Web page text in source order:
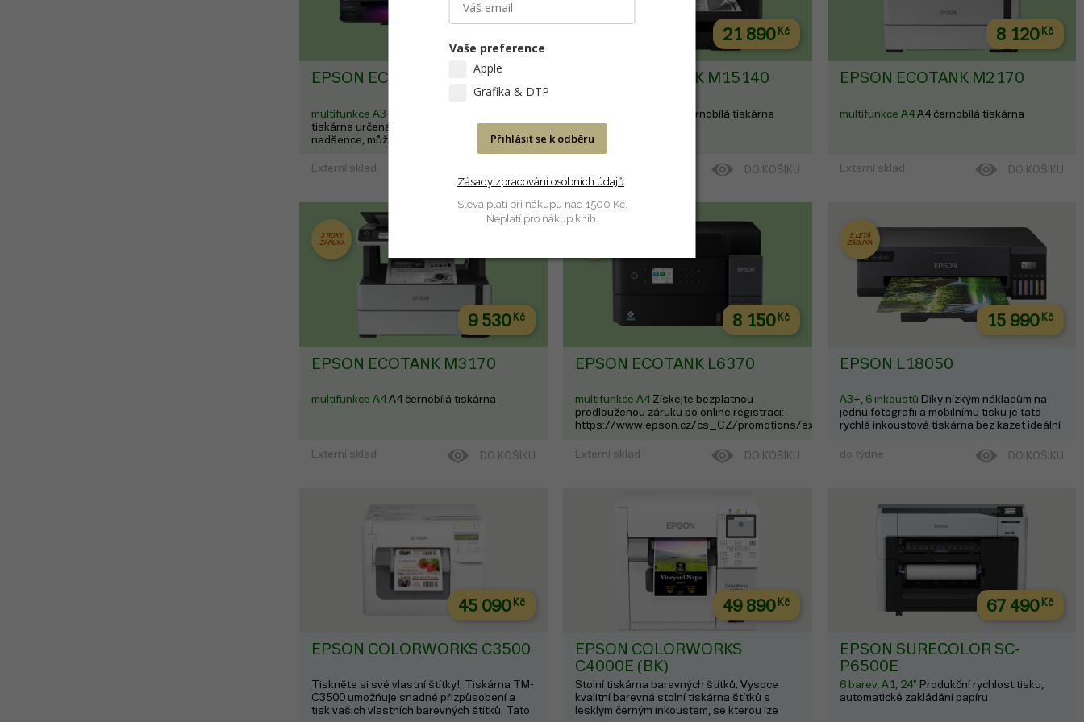
EPSON ECOTANK L8180
multifunkce A3+
tiskárna určená pro všechny kreativní
nadšence, můžete tisknout prvotřídní
Externí sklad
21 890Kč
EPSON ECOTANK M15140
A3+ černobílá tiskárna
DO KOŠÍKU
8 120Kč
EPSON ECOTANK M2170
multifunkce A4 A4 černobílá tiskárna
Externí sklad DO KOŠÍKU
3 ROKY
ZÁRUKA
9 530Kč
EPSON ECOTANK M3170
multifunkce A4 A4 černobílá tiskárna
Externí sklad DO KOŠÍKU
8 150Kč
EPSON ECOTANK L6370
multifunkce A4 Získejte bezplatnou
prodlouženou záruku po online registraci:
https://www.epson.cz/cs_CZ/promotions/extended-
tiskárna formátu A4 je ideální pro každého,
kdo hledá nízkonákladový tisk. Má plnitelné
Externí sklad DO KOŠÍKU
5 LETÁ
ZÁRUKA
15 990Kč
EPSON L18050
A3+, 6 inkoustů Díky nízkým nákladům na
jednu fotografii a mobilnímu tisku je tato
rychlá inkoustová tiskárna bez kazet ideální
A3+. Díky kompaktnímu designu, lahvičkám
s bajonetovým mechanismem a
do týdne DO KOŠÍKU
45 090Kč
EPSON COLORWORKS C3500
Tiskněte si své vlastní štítky!; Tiskárna TM-
C3500 umožňuje snadné přizpůsobení a
tisk vašich vlastních barevných štítků. Tato
49 890Kč
EPSON COLORWORKS
C4000E (BK)
Stolní tiskárna barevných štítků; Vysoce
kvalitní barevná stolní tiskárna štítků s
lesklým černým inkoustem, se kterou lze
67 490Kč
EPSON SURECOLOR SC-
P6500E
6 barev, A1, 24" Produkční rychlost tisku,
automatické zakládání papíru
Vaše preference
Apple
Grafika & DTP
Přihlásit se k odběru
Zásady zpracování osobních údajů
Sleva platí při nákupu nad 1500 Kč.
Neplatí pro nákup knih.